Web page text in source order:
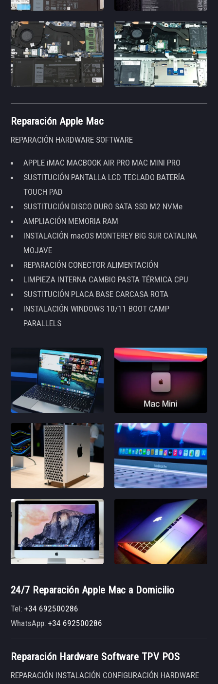
Reparación Apple Mac
REPARACIÓN HARDWARE SOFTWARE
APPLE iMAC MACBOOK AIR PRO MAC MINI PRO
SUSTITUCIÓN PANTALLA LCD TECLADO BATERÍA
TOUCH PAD
SUSTITUCIÓN DISCO DURO SATA SSD M2 NVMe
AMPLIACIÓN MEMORIA RAM
INSTALACIÓN macOS MONTEREY BIG SUR CATALINA
MOJAVE
REPARACIÓN CONECTOR ALIMENTACIÓN
LIMPIEZA INTERNA CAMBIO PASTA TÉRMICA CPU
SUSTITUCIÓN PLACA BASE CARCASA ROTA
INSTALACIÓN WINDOWS 10/11 BOOT CAMP
PARALLELS
24/7 Reparación Apple Mac a Domicilio
Tel:+34 692500286
WhatsApp:+34 692500286
Reparación Hardware Software TPV POS
REPARACIÓN INSTALACIÓN CONFIGURACIÓN HARDWARE